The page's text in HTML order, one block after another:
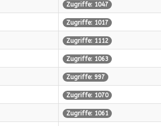
Zugriffe: 1047
Zugriffe: 1017
Zugriffe: 1112
Zugriffe: 1063
Zugriffe: 997
Zugriffe: 1070
Zugriffe: 1061